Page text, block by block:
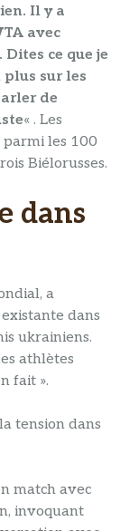
Il y a
avec
Dites ce que je
sur les
de
« . Les
les 100
Biélorusses.
dans
a
dans
ukrainiens.
athlètes
fait ».
tension dans
match avec
invoquant